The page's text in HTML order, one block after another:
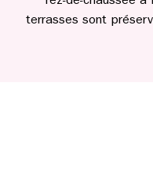
terrasses sont